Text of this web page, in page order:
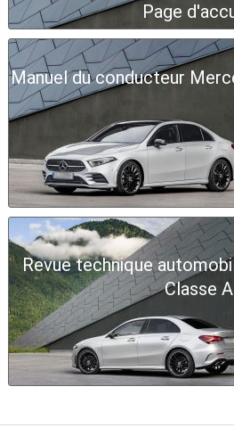
Page
Manuel du conducteur
Revue technique
Classe A